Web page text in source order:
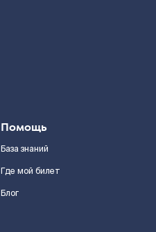
Помощь
База знаний
Где мой билет
Блог